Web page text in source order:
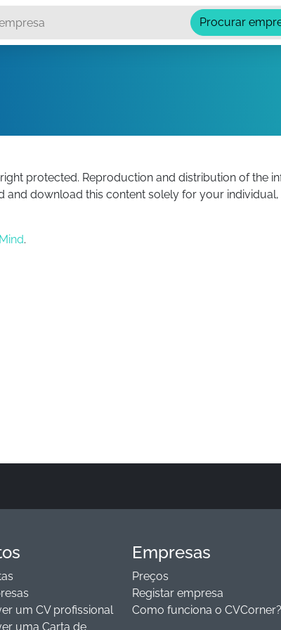
Procurar
protected. Reproduction and distribution of the
and download this content solely for your
.
um CV profissional
uma Carta de
Empresas
Preços
Registar empresa
Como funciona o CVCorner?